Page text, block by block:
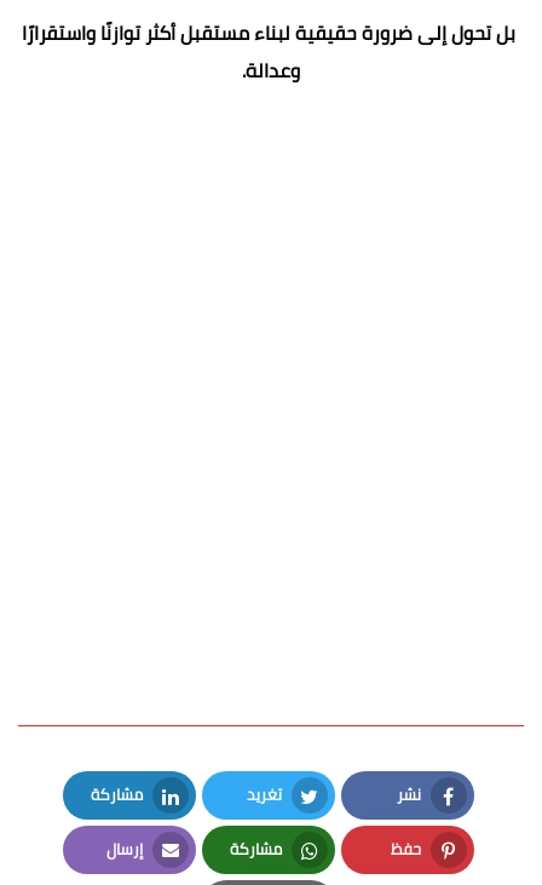
بل تحول إلى ضرورة حقيقية لبناء مستقبل أكثر توازنًا واستقرارًا
وعدالة.
نشر
Facebook
تغريد
Twitter
مشاركة
LinkedIn
حفظ
Pinterest
مشاركة
Whatsapp
إرسال
Email